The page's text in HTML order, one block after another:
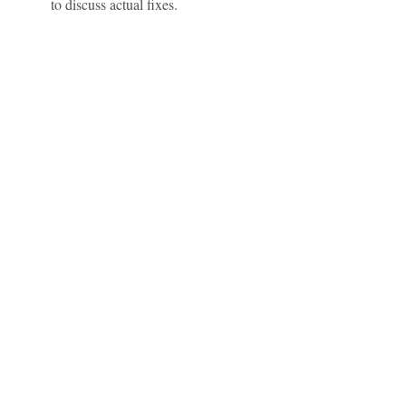
to discuss actual fixes.